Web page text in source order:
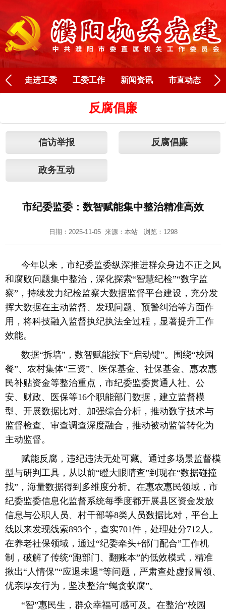
走进工委 工委工作 新闻资讯 市直动态 人
反腐倡廉
信访举报 反腐倡廉
政务互动
市纪委监委：数智赋能集中整治精准高效
日期：2025-11-05 来源： 本站浏览：1298
今年以来，市纪委监委纵深推进群众身边不正之风
和腐败问题集中整治，深化探索“智慧纪检”“数字监
察”，持续发力纪检监察大数据监督平台建设，充分发
挥大数据在主动监督、发现问题、预警纠治等方面作
用，将科技融入监督执纪执法全过程，显著提升工作
效能。
数据“拆墙”，数智赋能按下“启动键”。围绕“校园
餐”、农村集体“三资”、医保基金、社保基金、惠农惠
民补贴资金等整治重点，市纪委监委贯通人社、公
安、财政、医保等16个职能部门数据，建立监督模
型、开展数据比对、加强综合分析，推动数字技术与
监督检查、审查调查深度融合，推动被动监管转化为
主动监督。
赋能反腐，违纪违法无处可藏。通过多场景监督模
型与研判工具，从以前“瞪大眼睛查”到现在“数据碰撞
找”，海量数据得到多维度分析。在惠农惠民领域，市
纪委监委信息化监督系统每季度都开展县区资金发放
信息与公职人员、村干部等8类人员数据比对，平台上
线以来发现线索893个，查实701件，处理处分712人。
在养老社保领域，通过“纪委牵头+部门配合”工作机
制，破解了传统“跑部门、翻账本”的低效模式，精准
揪出“人情保”“应退未退”等问题，严肃查处虚报冒领、
优亲厚友行为，坚决整治“蝇贪蚁腐”。
“智”惠民生，群众幸福可感可及。在整治“校园